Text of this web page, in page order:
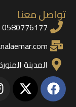
تواصل معنا
0580776177
المدينة
F
a
c
X
-
t